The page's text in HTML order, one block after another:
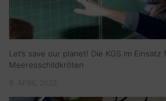
Let’s save our planet! Die KGS im Einsatz
Meeresschildkröten